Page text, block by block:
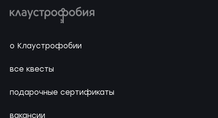
о Клаустрофобии
все квесты
подарочные сертификаты
вакансии